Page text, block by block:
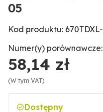
05
Kod produktu:
Numer(y) porównawcze:
58,14 zł
(W tym VAT)
Dostępny